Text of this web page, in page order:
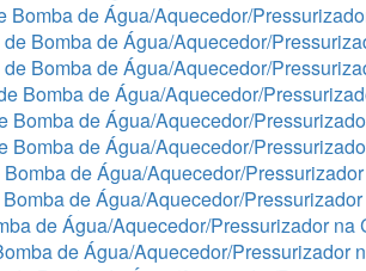
Bomba de Água/Aquecedor/
Bomba de Água/Aquecedor/
Bomba de Água/Aquecedor/
Bomba de Água/Aquecedor/
Bomba de Água/Aquecedor/
Bomba de Água/Aquecedor/
de Água/Aquecedor/
de Água/Aquecedor/
de Água/Aquecedor/Pressurizador na
de Água/Aquecedor/Pressurizador